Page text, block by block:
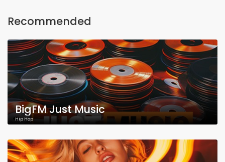
Recommended
BigFM Just Music
Hip Hop